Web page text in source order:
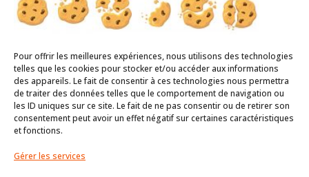
Pour offrir les meilleures expériences, nous utilisons des technologies
telles que les cookies pour stocker et/ou accéder aux informations
des appareils. Le fait de consentir à ces technologies nous permettra
de traiter des données telles que le comportement de navigation ou
les ID uniques sur ce site. Le fait de ne pas consentir ou de retirer son
consentement peut avoir un effet négatif sur certaines caractéristiques
et fonctions.
Gérer les services
Nous contacter
Zac des Chauffours 62710 Courrières
Tél :03 21 13 70 01
contact@assainiconcept.fr